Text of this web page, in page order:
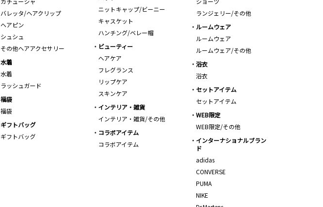
バレッタ/ヘアクリップ
ヘアピン
シュシュ
その他ヘアアクセサリー
ニットキャップ/ビーニー
キャスケット
ハンチング/ベレー帽
ランジェリー/その他
ルームウェア
ルームウェア
ルームウェア/その他
ビューティー
ヘアケア
フレグランス
リップケア
スキンケア
水着
水着
ラッシュガード
浴衣
浴衣
セットアイテム
セットアイテム
福袋
福袋
インテリア・雑貨
インテリア・雑貨/その他
WEB限定
WEB限定/その他
ギフトバッグ
ギフトバッグ
コラボアイテム
コラボアイテム
インターナショナルブラン
ド
adidas
CONVERSE
PUMA
NIKE